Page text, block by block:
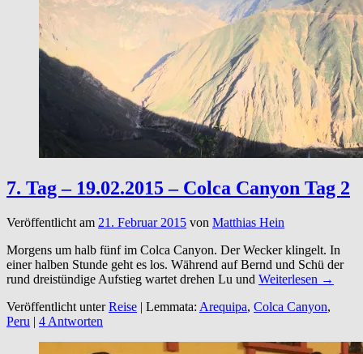
7. Tag – 19.02.2015 – Colca Canyon Tag 2
Veröffentlicht am 21. Februar 2015 von Matthias Hein
Morgens um halb fünf im Colca Canyon. Der Wecker klingelt. In
einer halben Stunde geht es los. Während auf Bernd und Schü der
rund dreistündige Aufstieg wartet drehen Lu und Weiterlesen →
Veröffentlicht unterReise | Lemmata: Arequipa, Colca Canyon,
Peru | 4 Antworten